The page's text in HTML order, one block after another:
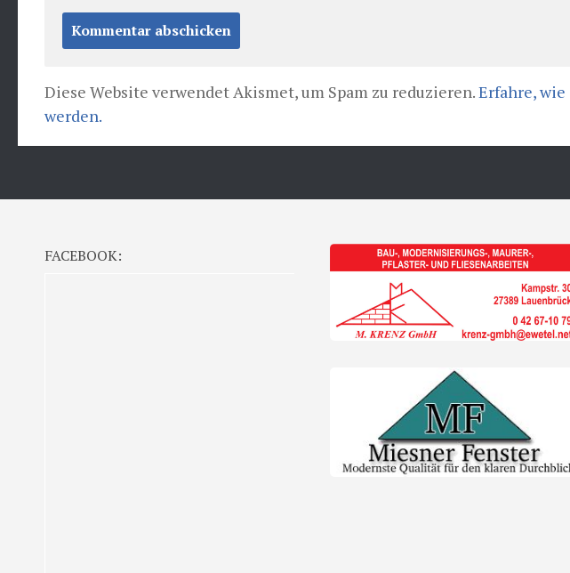
Diese Website verwendet Akismet, um Spam zu reduzieren.Erfahre,
werden.
FACEBOOK: